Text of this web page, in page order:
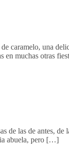
caramelo, una
muchas otras
de las de antes,
abuela, pero […]